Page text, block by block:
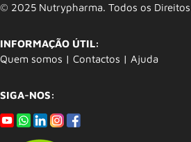
© 2025 Nutrypharma. Todos os Direitos
INFORMAÇÃO ÚTIL:
Quem somos | Contactos | Ajuda
SIGA-NOS: